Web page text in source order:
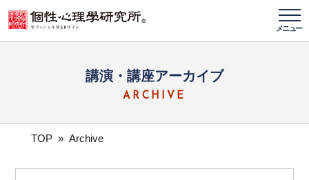
メニュー
講演・講座アーカイブ
ARCHIVE
TOP » Archive